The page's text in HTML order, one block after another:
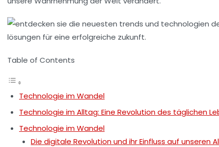
Table of Contents
Technologie im Wandel
Technologie im Alltag: Eine Revolution des täglichen
Technologie im Wandel
Die digitale Revolution und ihr Einfluss auf unseren